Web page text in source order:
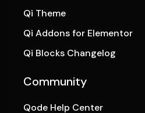
Qi Theme
Qi Addons for Elementor
Qi Blocks Changelog
Community
Qode Help Center